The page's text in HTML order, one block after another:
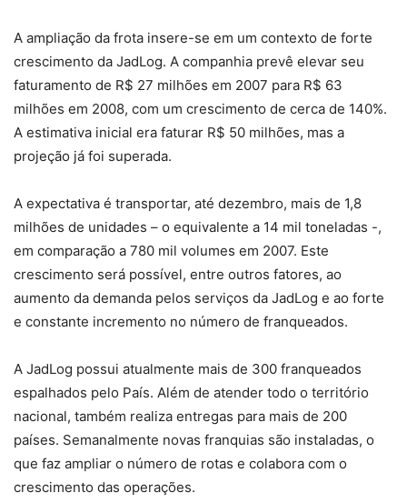
A ampliação da frota insere-se em um contexto de forte
crescimento da JadLog. A companhia prevê elevar seu
faturamento de R$ 27 milhões em 2007 para R$ 63
milhões em 2008, com um crescimento de cerca de 140%.
A estimativa inicial era faturar R$ 50 milhões, mas a
projeção já foi superada.
A expectativa é transportar, até dezembro, mais de 1,8
milhões de unidades – o equivalente a 14 mil toneladas -,
em comparação a 780 mil volumes em 2007. Este
crescimento será possível, entre outros fatores, ao
aumento da demanda pelos serviços da JadLog e ao forte
e constante incremento no número de franqueados.
A JadLog possui atualmente mais de 300 franqueados
espalhados pelo País. Além de atender todo o território
nacional, também realiza entregas para mais de 200
países. Semanalmente novas franquias são instaladas, o
que faz ampliar o número de rotas e colabora com o
crescimento das operações.